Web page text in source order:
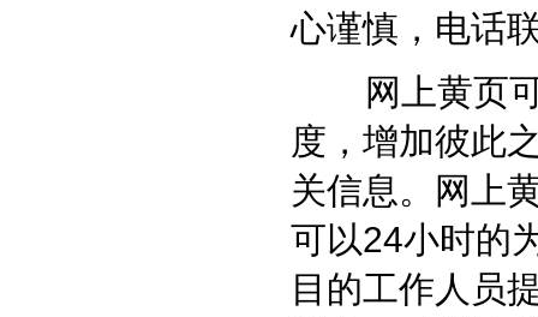
心谨慎，电话
网上黄页可
度，增加彼此
关信息。网上
可以24小时的
目的工作人员